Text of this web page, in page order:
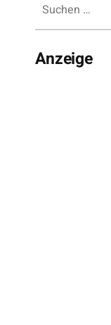
nach:
Anzeige